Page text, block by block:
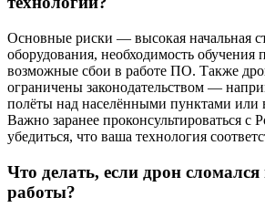
Основные риски — высокая начальная
оборудования, необходимость обучения
возможные сбои в работе ПО. Также
ограничены законодательством —
полёты над населёнными пунктами или
Важно заранее проконсультироваться с
убедиться, что ваша технология
Что делать, если дрон
работы?